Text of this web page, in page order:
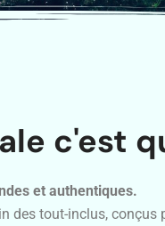
c'est
et authentiques.
des tout-inclus,